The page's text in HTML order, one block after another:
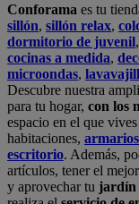
Conforama es tu
sillón, sillón relax,
dormitorio de juvenil,
cocinas a medida,
microondas,
Descubre nuestra
para tu hogar, con los
espacio en el que
habitaciones, armarios
escritorio. Además,
artículos, tener el
y aprovechar tu jardín